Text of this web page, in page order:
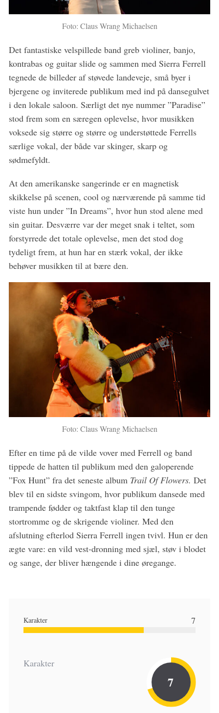
Foto: Claus Wrang Michaelsen
Det fantastiske velspillede band greb violiner, banjo,
kontrabas og guitar slide og sammen med Sierra Ferrell
tegnede de billeder af støvede landeveje, små byer i
bjergene og inviterede publikum med ind på dansegulvet
i den lokale saloon. Særligt det nye nummer ”Paradise”
stod frem som en særegen oplevelse, hvor musikken
voksede sig større og større og understøttede Ferrells
særlige vokal, der både var skinger, skarp og
sødmefyldt.
At den amerikanske sangerinde er en magnetisk
skikkelse på scenen, cool og nærværende på samme tid
viste hun under ”In Dreams”, hvor hun stod alene med
sin guitar. Desværre var der meget snak i teltet, som
forstyrrede det totale oplevelse, men det stod dog
tydeligt frem, at hun har en stærk vokal, der ikke
behøver musikken til at bære den.
Foto: Claus Wrang Michaelsen
Efter en time på de vilde vover med Ferrell og band
tippede de hatten til publikum med den galoperende
”Fox Hunt” fra det seneste album Trail Of Flowers. Det
blev til en sidste svingom, hvor publikum dansede med
trampende fødder og taktfast klap til den tunge
stortromme og de skrigende violiner. Med den
afslutning efterlod Sierra Ferrell ingen tvivl. Hun er den
ægte vare: en vild vest-dronning med sjæl, støv i blodet
og sange, der bliver hængende i dine øregange.
Karakter 7
Karakter
7